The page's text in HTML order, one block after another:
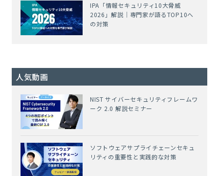
IPA「情報セキュリティ10大脅威
2026」解説｜専門家が語るTOP10へ
の対策
人気動画
NIST サイバーセキュリティフレームワ
ーク 2.0 解説セミナー
ソフトウェアサプライチェーンセキュ
リティの重要性と実践的な対策